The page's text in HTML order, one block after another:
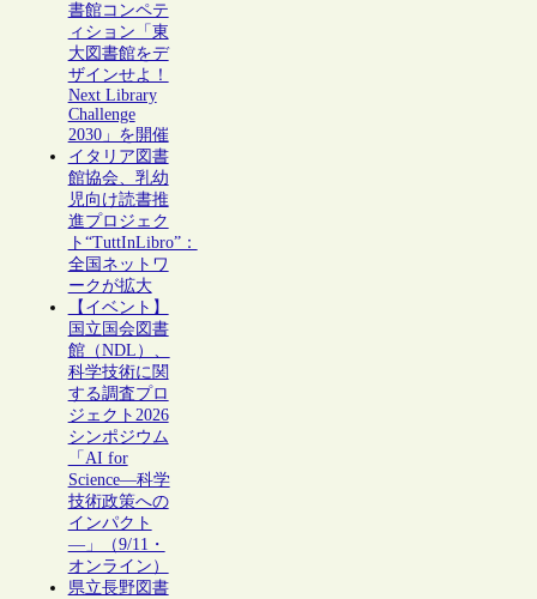
書館コンペテ
ィション「東
大図書館をデ
ザインせよ！
Next Library
Challenge
2030」を開催
イタリア図書
館協会、乳幼
児向け読書推
進プロジェク
ト“TuttInLibro”：
全国ネットワ
ークが拡大
【イベント】
国立国会図書
館（NDL）、
科学技術に関
する調査プロ
ジェクト2026
シンポジウム
「AI for
Science―科学
技術政策への
インパクト
―」（9/11・
オンライン）
県立長野図書